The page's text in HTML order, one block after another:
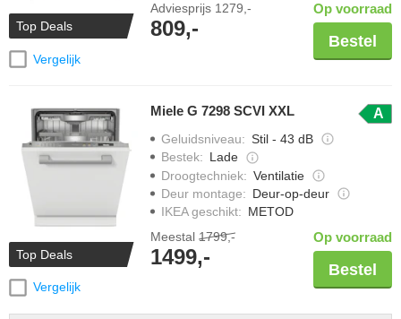
Top Deals
Vergelijk
Adviesprijs 1279,-
809,-
Op voorraad
Bestel
Top Deals
Vergelijk
Miele G 7298 SCVI XXL A
Geluidsniveau: Stil - 43 dB
Bestek: Lade
Droogtechniek: Ventilatie
Deur montage: Deur-op-deur
IKEA geschikt: METOD
Meestal 1799,-
1499,-
Op voorraad
Bestel